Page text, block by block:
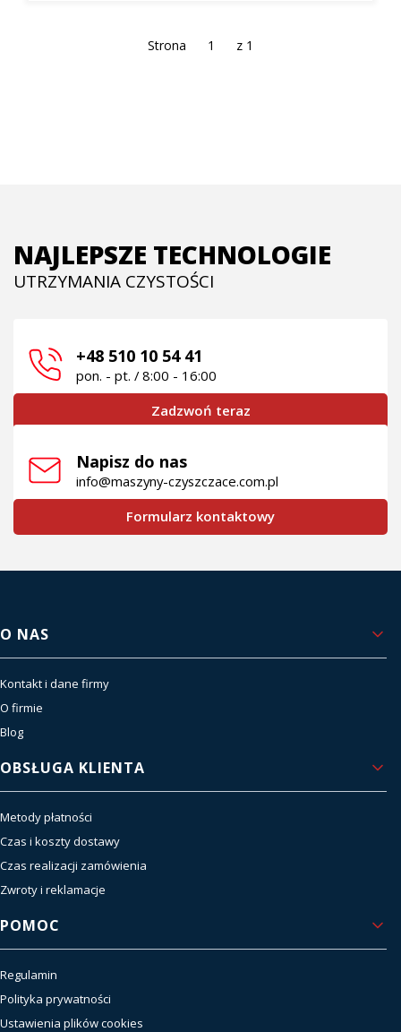
Strona z 1
NAJLEPSZE TECHNOLOGIE
UTRZYMANIA CZYSTOŚCI
+48 510 10 54 41
pon. - pt. / 8:00 - 16:00
Zadzwoń teraz
Napisz do nas
info@maszyny-czyszczace.com.pl
Formularz kontaktowy
Linki w stopce
O NAS
Kontakt i dane firmy
O firmie
Blog
OBSŁUGA KLIENTA
Metody płatności
Czas i koszty dostawy
Czas realizacji zamówienia
Zwroty i reklamacje
POMOC
Regulamin
Polityka prywatności
Ustawienia plików cookies